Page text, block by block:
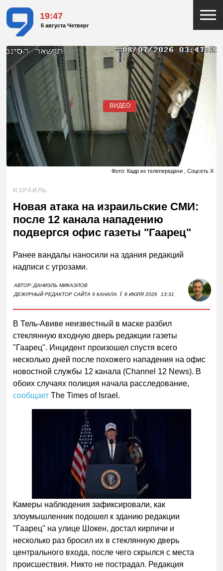
19:47
6 августа Четверг
ВИДЕО
Фото: Кадр из телепередачи , Соцсеть X
ИЗРАИЛЬ
Новая атака на израильские СМИ:
после 12 канала нападению
подвергся офис газеты "Гаарец"
Ранее вандалы наносили на здания редакций
надписи с угрозами.
АВТОР:ДАНИЭЛЬ МИКАЭЛОВ
ДЕЖУРНЫЙ РЕДАКТОР САЙТА 9 КАНАЛА
I 8 ИЮЛЯ 2026 13:31
В Тель-Авиве неизвестный в маске разбил
стеклянную входную дверь редакции газеты
"Гаарец". Инцидент произошел спустя всего
несколько дней после похожего нападения на офис
новостной службы 12 канала (Channel 12 News). В
обоих случаях полиция начала расследование,
сообщает The Times of Israel.
Камеры наблюдения зафиксировали, как
злоумышленник подошел к зданию редакции
"Гаарец" на улице Шокен, достал кирпичи и
несколько раз бросил их в стеклянную дверь
центрального входа, после чего скрылся с места
происшествия. Никто не пострадал. Редакция